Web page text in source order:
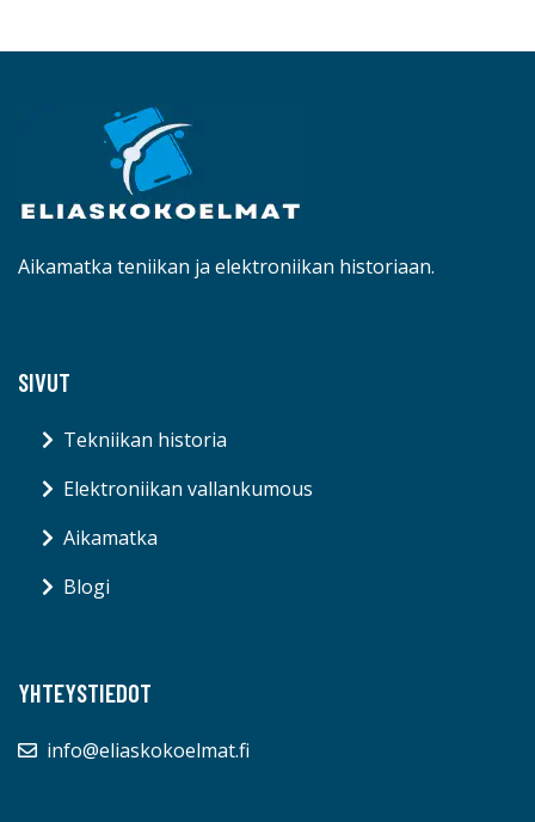
Aikamatka teniikan ja elektroniikan historiaan.
SIVUT
Tekniikan historia
Elektroniikan vallankumous
Aikamatka
Blogi
YHTEYSTIEDOT
info@eliaskokoelmat.fi